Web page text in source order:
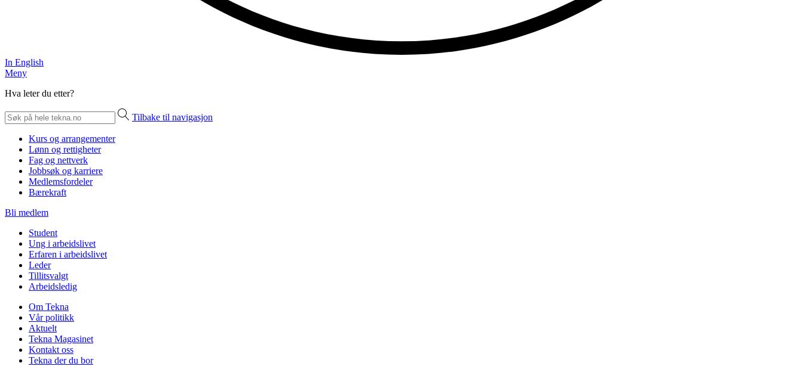
In English
Meny
Hva leter du etter?
Tilbake til navigasjon
Kurs og arrangementer
Lønn og rettigheter
Fag og nettverk
Jobbsøk og karriere
Medlemsfordeler
Bærekraft
Bli medlem
Student
Ung i arbeidslivet
Erfaren i arbeidslivet
Leder
Tillitsvalgt
Arbeidsledig
Om Tekna
Vår politikk
Aktuelt
Tekna Magasinet
Kontakt oss
Tekna der du bor